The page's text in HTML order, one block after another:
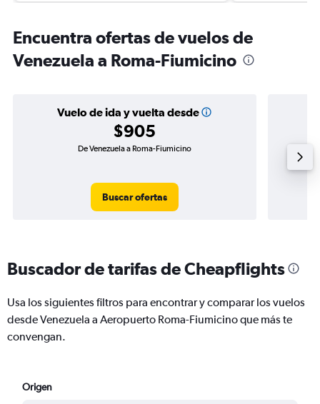
Encuentra ofertas de vuelos de
Venezuela a Roma-Fiumicino
Vuelo de ida y vuelta desde
$905
De Venezuela a Roma-Fiumicino
Buscar ofertas
Buscador de tarifas de Cheapflights
Usa los siguientes filtros para encontrar y comparar los vuelos
desde Venezuela a Aeropuerto Roma-Fiumicino que más te
convengan.
Origen